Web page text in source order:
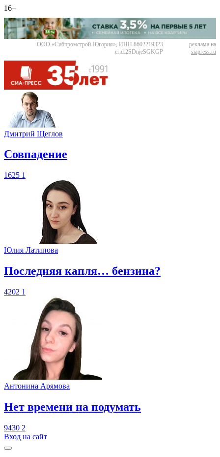
16+
ООО «Сибпромстрой-Югория», ИНН 8602219323
erid:2SDnjeSGKGP
реклама на
siapress.ru
Дмитрий Щеглов
​Совпадение
1625 1
Юлия Латипова
​Последняя капля… бензина?
4202 1
Антонина Арямова
​Нет времени на подумать
9430 2
Вход на сайт